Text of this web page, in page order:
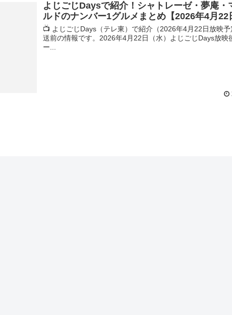
よじごじDaysで紹介！シャトレーゼ・夢庵・
ルドのナンバー1グルメまとめ【2026年4月22
📺 よじごじDays（テレ東）で紹介（2026年4月22日放映
送前の情報です。2026年4月22日（水）よじごじDays放映
ー...